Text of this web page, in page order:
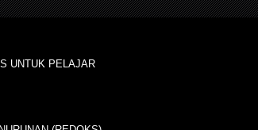
UNTUK PELAJAR